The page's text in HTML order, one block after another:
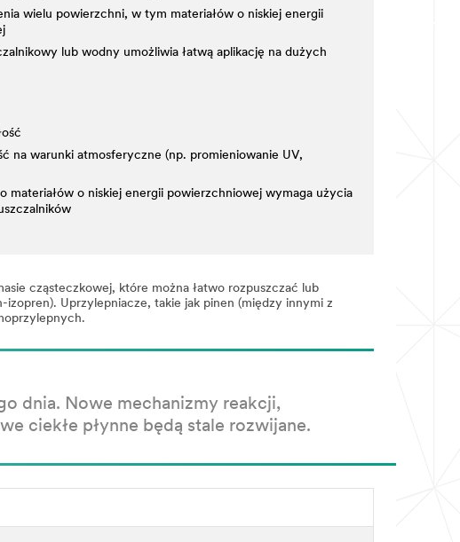
wielu powierzchni, w tym materiałów o niskiej energii
lub wodny umożliwia łatwą aplikację na dużych
na warunki atmosferyczne (np. promieniowanie UV,
materiałów o niskiej energii powierzchniowej wymaga użycia
cząsteczkowej, które można łatwo rozpuszczać lub
Uprzylepniacze, takie jak pinen (między innymi z
dnia. Nowe mechanizmy reakcji,
ciekłe płynne będą stale rozwijane.